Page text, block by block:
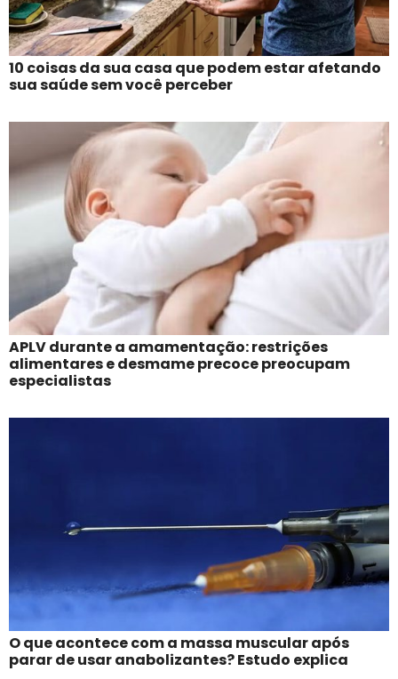
10 coisas da sua casa que podem estar afetando
sua saúde sem você perceber
APLV durante a amamentação: restrições
alimentares e desmame precoce preocupam
especialistas
O que acontece com a massa muscular após
parar de usar anabolizantes? Estudo explica